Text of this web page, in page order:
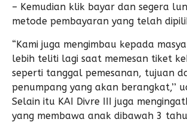
– Kemudian klik bayar dan segera
metode pembayaran yang telah
“Kami juga mengimbau kepada
lebih teliti lagi saat memesan tiket
seperti tanggal pemesanan, tujuan
penumpang yang akan berangkat,’’
Selain itu KAI Divre III juga
yang membawa anak dibawah 3